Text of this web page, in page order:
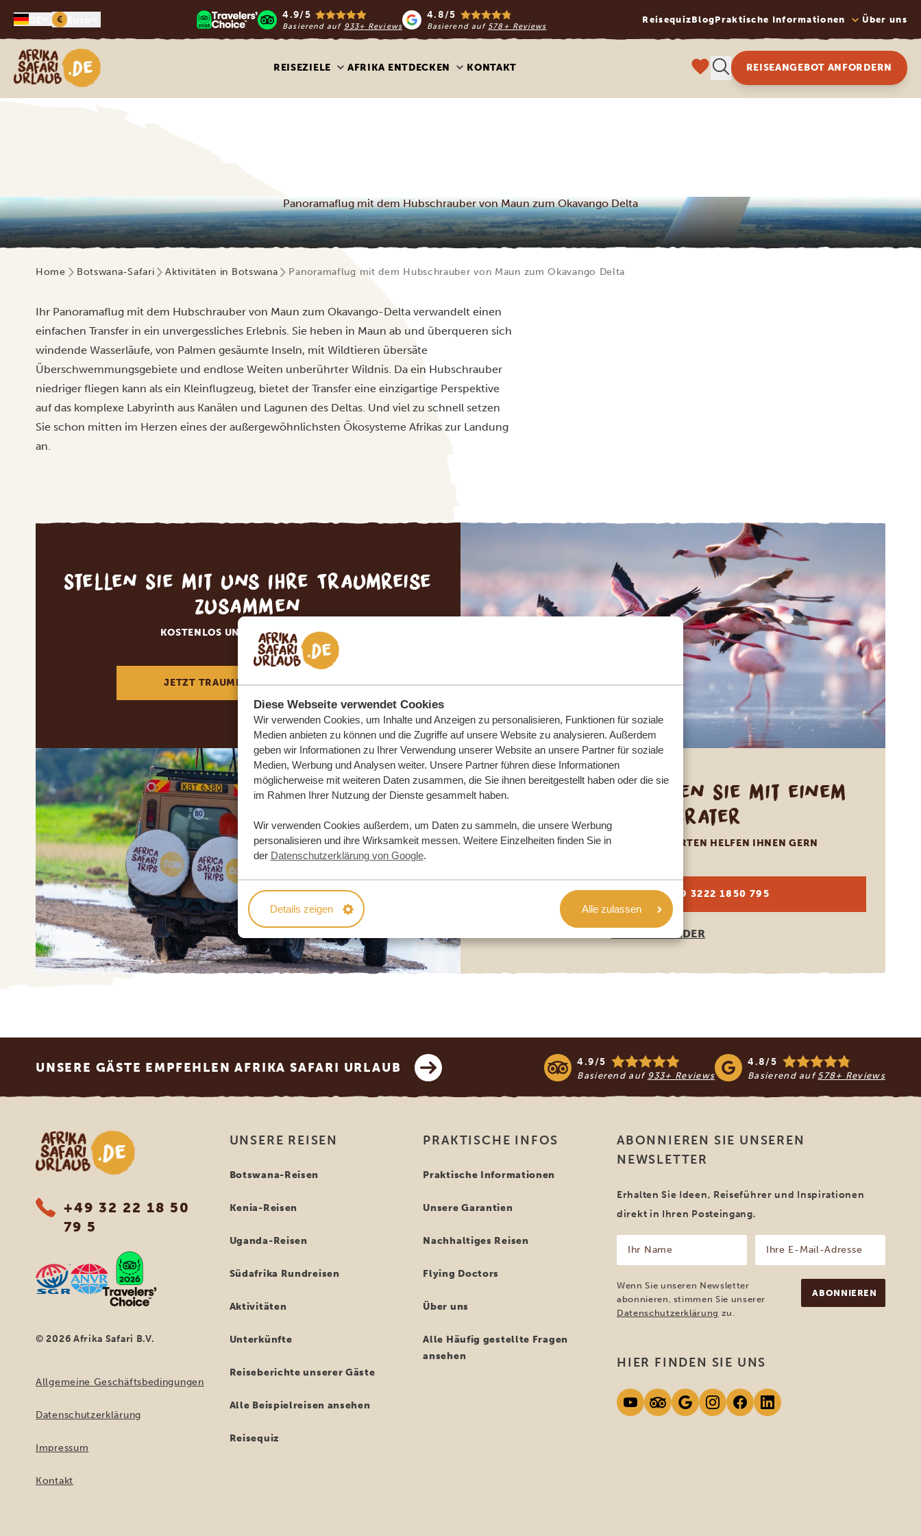
Diese Webseite verwendet Cookies
Wir verwenden Cookies, um Inhalte und Anzeigen zu personalisieren, Funktionen für soziale
Medien anbieten zu können und die Zugriffe auf unsere Website zu analysieren. Außerdem
geben wir Informationen zu Ihrer Verwendung unserer Website an unsere Partner für soziale
Medien, Werbung und Analysen weiter. Unsere Partner führen diese Informationen
möglicherweise mit weiteren Daten zusammen, die Sie ihnen bereitgestellt haben oder die sie
im Rahmen Ihrer Nutzung der Dienste gesammelt haben.
Wir verwenden Cookies außerdem, um Daten zu sammeln, die unsere Werbung
personalisieren und ihre Wirksamkeit messen. Weitere Einzelheiten finden Sie in
der Datenschutzerklärung von Google.
Details zeigen Alle zulassen
€ 4.9/5
Basierend auf 933+ Reviews
4.8/5
Basierend auf 578+ Reviews
ReisequizBlogPraktische Informationen Über uns
Afrika Safari Urlaub
REISEZIELE AFRIKA ENTDECKEN KONTAKT REISEANGEBOT ANFORDERN
Panoramaflug mit dem Hubschrauber von Maun zum Okavango Delta
Home Botswana-Safari Aktivitäten in Botswana Panoramaflug mit dem Hubschrauber von Maun zum Okavango Delta
Ihr Panoramaflug mit dem Hubschrauber von Maun zum Okavango-Delta verwandelt einen
einfachen Transfer in ein unvergessliches Erlebnis. Sie heben in Maun ab und überqueren sich
windende Wasserläufe, von Palmen gesäumte Inseln, mit Wildtieren übersäte
Überschwemmungsgebiete und endlose Weiten unberührter Wildnis. Da ein Hubschrauber
niedriger fliegen kann als ein Kleinflugzeug, bietet der Transfer eine einzigartige Perspektive
auf das komplexe Labyrinth aus Kanälen und Lagunen des Deltas. Und viel zu schnell setzen
Sie schon mitten im Herzen eines der außergewöhnlichsten Ökosysteme Afrikas zur Landung
an.
Stellen Sie mit uns Ihre Traumreise
zusammen
KOSTENLOS UND UNVERBINDLICH
JETZT TRAUMREISE ANFORDERN
Sprechen Sie mit einem
Reiseberater
UNSERE EXPERTEN HELFEN IHNEN GERN
DE:+49 3222 1850 795
ANDERE LÄNDER
UNSERE GÄSTE EMPFEHLEN AFRIKA SAFARI URLAUB 4.9/5
Basierend auf 933+ Reviews
4.8/5
Basierend auf 578+ Reviews
Afrika Safari Urlaub
+49 32 22 18 50
79 5
© 2026 Afrika Safari B.V.
Allgemeine Geschäftsbedingungen
Datenschutzerklärung
Impressum
Kontakt
UNSERE REISEN
Botswana-Reisen
Kenia-Reisen
Uganda-Reisen
Südafrika Rundreisen
Aktivitäten
Unterkünfte
Reiseberichte unserer Gäste
Alle Beispielreisen ansehen
Reisequiz
PRAKTISCHE INFOS
Praktische Informationen
Unsere Garantien
Nachhaltiges Reisen
Flying Doctors
Über uns
Alle Häufig gestellte Fragen
ansehen
ABONNIEREN SIE UNSEREN
NEWSLETTER
Erhalten Sie Ideen, Reiseführer und Inspirationen
direkt in Ihren Posteingang.
Name
(erforderlich)
Mail-
(erforderlich)
Wenn Sie unseren Newsletter
abonnieren, stimmen Sie unserer
Datenschutzerklärung zu.
HIER FINDEN SIE UNS